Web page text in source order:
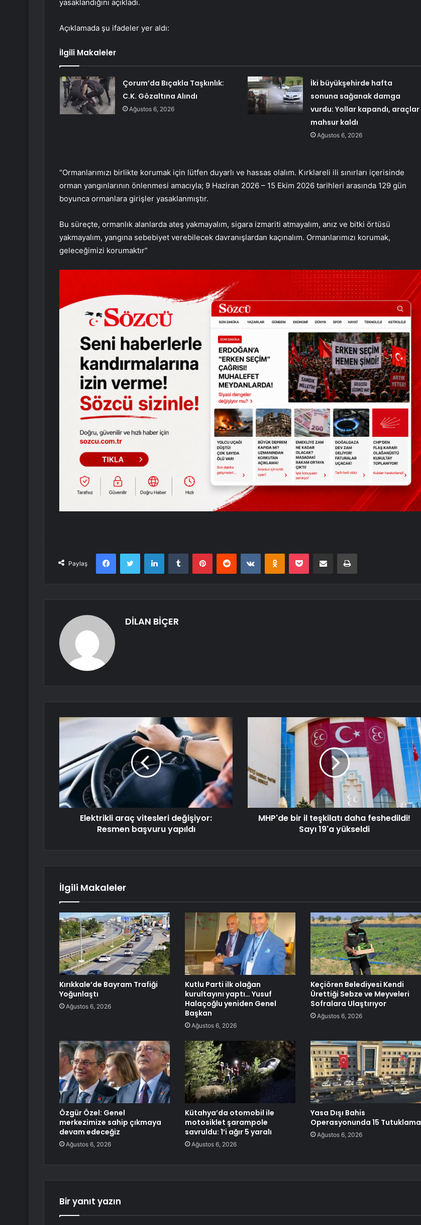
yasaklandığını açıkladı.
Açıklamada şu ifadeler yer aldı:
İlgili Makaleler
Çorum’da Bıçakla Taşkınlık:
C.K. Gözaltına Alındı
Ağustos 6, 2026
İki büyükşehirde hafta
sonuna sağanak damga
vurdu: Yollar kapandı, araçlar
mahsur kaldı
Ağustos 6, 2026
“Ormanlarımızı birlikte korumak için lütfen duyarlı ve hassas olalım. Kırklareli ili sınırları içerisinde
orman yangınlarının önlenmesi amacıyla; 9 Haziran 2026 – 15 Ekim 2026 tarihleri arasında 129 gün
boyunca ormanlara girişler yasaklanmıştır.
Bu süreçte, ormanlık alanlarda ateş yakmayalım, sigara izmariti atmayalım, anız ve bitki örtüsü
yakmayalım, yangına sebebiyet verebilecek davranışlardan kaçınalım. Ormanlarımızı korumak,
geleceğimizi korumaktır”
Paylaş
FacebookTwitter LinkedInTumblr PinterestReddit VKontakteOdnoklassniki
Pocket E-Posta ile paylaş Yazdır
DİLAN BİÇER
Elektrikli araç vitesleri değişiyor:
Resmen başvuru yapıldı
MHP'de bir il teşkilatı daha feshedildi!
Sayı 19'a yükseldi
İlgili Makaleler
Kırıkkale’de Bayram Trafiği
Yoğunlaştı
Ağustos 6, 2026
Kutlu Parti ilk olağan
kurultayını yaptı… Yusuf
Halaçoğlu yeniden Genel
Başkan
Ağustos 6, 2026
Keçiören Belediyesi Kendi
Ürettiği Sebze ve Meyveleri
Sofralara Ulaştırıyor
Ağustos 6, 2026
Özgür Özel: Genel
merkezimize sahip çıkmaya
devam edeceğiz
Ağustos 6, 2026
Kütahya’da otomobil ile
motosiklet şarampole
savruldu: 1’i ağır 5 yaralı
Ağustos 6, 2026
Yasa Dışı Bahis
Operasyonunda 15 Tutuklama
Ağustos 6, 2026
Bir yanıt yazın